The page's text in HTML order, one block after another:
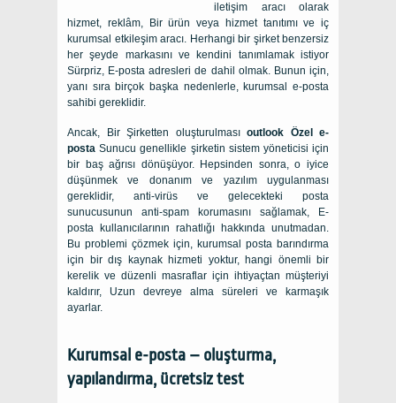
iletişim aracı olarak
hizmet, reklâm, Bir ürün veya hizmet tanıtımı ve iç
kurumsal etkileşim aracı. Herhangi bir şirket benzersiz
her şeyde markasını ve kendini tanımlamak istiyor
Sürpriz, E-posta adresleri de dahil olmak. Bunun için,
yanı sıra birçok başka nedenlerle, kurumsal e-posta
sahibi gereklidir.
Ancak, Bir Şirketten oluşturulması outlook Özel e-
postaSunucu genellikle şirketin sistem yöneticisi için
bir baş ağrısı dönüşüyor. Hepsinden sonra, o iyice
düşünmek ve donanım ve yazılım uygulanması
gereklidir, anti-virüs ve gelecekteki posta
sunucusunun anti-spam korumasını sağlamak, E-
posta kullanıcılarının rahatlığı hakkında unutmadan.
Bu problemi çözmek için, kurumsal posta barındırma
için bir dış kaynak hizmeti yoktur, hangi önemli bir
kerelik ve düzenli masraflar için ihtiyaçtan müşteriyi
kaldırır, Uzun devreye alma süreleri ve karmaşık
ayarlar.
Kurumsal e-posta – oluşturma,
yapılandırma, ücretsiz test